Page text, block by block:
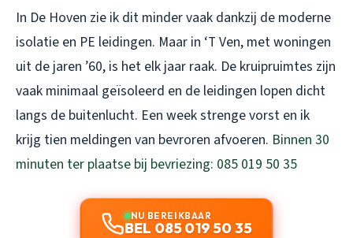
In De Hoven zie ik dit minder vaak dankzij de moderne
isolatie en PE leidingen. Maar in ‘T Ven, met woningen
uit de jaren ’60, is het elk jaar raak. De kruipruimtes zijn
vaak minimaal geïsoleerd en de leidingen lopen dicht
langs de buitenlucht. Een week strenge vorst en ik
krijg tien meldingen van bevroren afvoeren. Binnen 30
minuten ter plaatse bij bevriezing: 085 019 50 35
NU BEREIKBAAR
BEL 085 019 50 35